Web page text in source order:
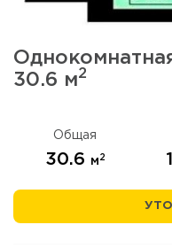
30.6 м2
Общая
30.6 м 2